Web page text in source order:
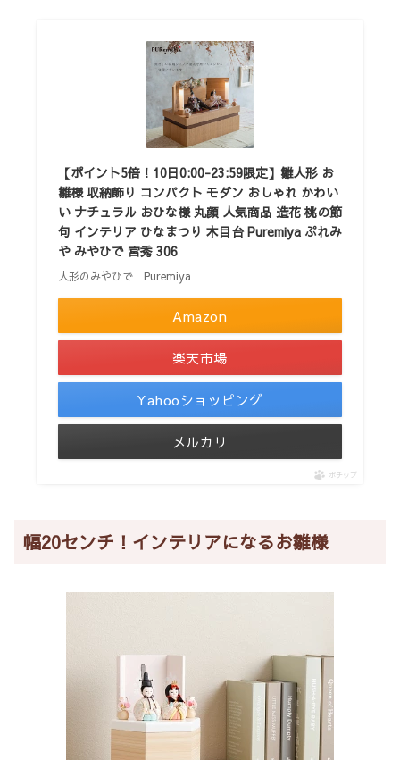
【ポイント5倍！10日0:00-23:59限定】雛人形 お
雛様 収納飾り コンパクト モダン おしゃれ かわい
い ナチュラル おひな様 丸顔 人気商品 造花 桃の節
句 インテリア ひなまつり 木目台 Puremiya ぷれみ
や みやひで 宮秀 306
人形のみやひで Puremiya
Amazon
楽天市場
Yahooショッピング
メルカリ
ポチップ
幅20センチ！インテリアになるお雛様